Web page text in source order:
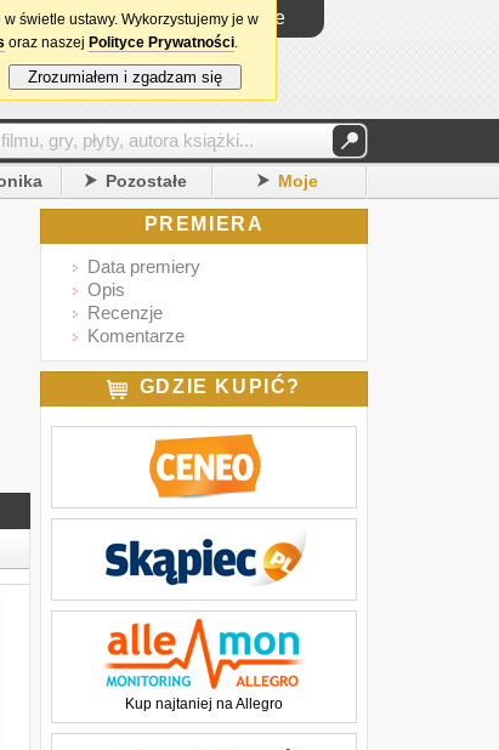
Logowanie
Pozostałe Moje
PREMIERA
Data premiery
Opis
Recenzje
Komentarze
GDZIE KUPIĆ?
Kup najtaniej na Allegro
świetle ustawy. Wykorzystujemy je w
oraz naszej Polityce Prywatności.
Zrozumiałem i zgadzam się